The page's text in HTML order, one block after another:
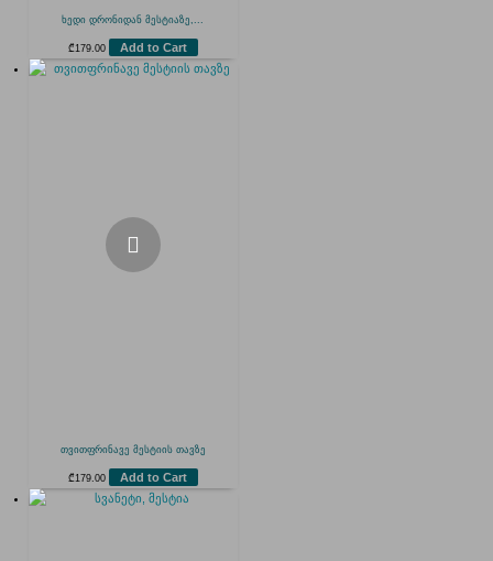
ხედი დრონიდან მესტიაზე,...
₾179.00 Add to Cart
თვითფრინავე მესტიის თავზე
₾179.00 Add to Cart